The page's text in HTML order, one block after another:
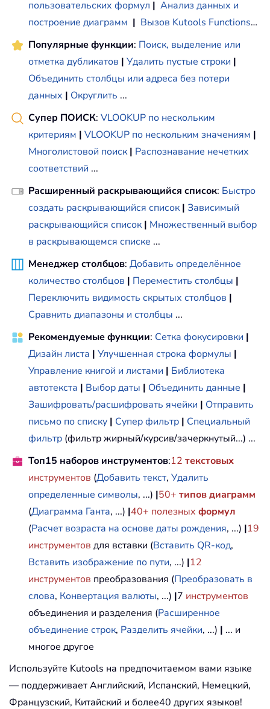
пользовательских формул | Анализ данных и
построение диаграмм | Вызов Kutools Functions…
Популярные функции: Поиск, выделение или
отметка дубликатов | Удалить пустые строки |
Объединить столбцы или адреса без потери
данных | Округлить ...
Супер ПОИСК: VLOOKUP по нескольким
критериям | VLOOKUP по нескольким значениям |
Многолистовой поиск | Распознавание нечетких
соответствий ...
Расширенный раскрывающийся список: Быстро
создать раскрывающийся список | Зависимый
раскрывающийся список | Множественный выбор
в раскрывающемся списке ...
Менеджер столбцов: Добавить определённое
количество столбцов | Переместить столбцы |
Переключить видимость скрытых столбцов |
Сравнить диапазоны и столбцы ...
Рекомендуемые функции: Сетка фокусировки |
Дизайн листа | Улучшенная строка формулы |
Управление книгой и листами | Библиотека
автотекста | Выбор даты | Объединить данные |
Зашифровать/расшифровать ячейки | Отправить
письмо по списку | Супер фильтр | Специальный
фильтр (фильтр жирный/курсив/зачеркнутый...) ...
Топ15 наборов инструментов:12 текстовых
инструментов (Добавить текст, Удалить
определенные символы, ...) |50+ типов диаграмм
(Диаграмма Ганта, ...) |40+ полезных формул
(Расчет возраста на основе даты рождения, ...) |19
инструментов для вставки (Вставить QR-код,
Вставить изображение по пути, ...) |12
инструментов преобразования (Преобразовать в
слова, Конвертация валюты, ...) |7 инструментов
объединения и разделения (Расширенное
объединение строк, Разделить ячейки, ...) | ... и
многое другое
Используйте Kutools на предпочитаемом вами языке
— поддерживает Английский, Испанский, Немецкий,
Французский, Китайский и более40 других языков!